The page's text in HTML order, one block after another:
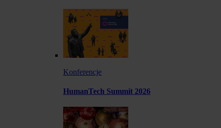
Konferencje
HumanTech Summit 2026